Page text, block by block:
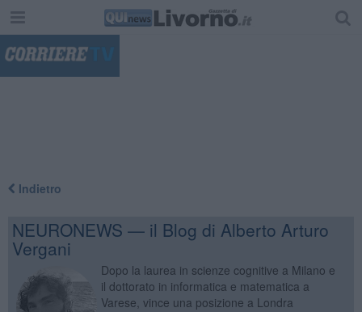
Indietro
NEURONEWS — il Blog di Alberto Arturo
Vergani
Dopo la laurea in scienze cognitive a Milano e
il dottorato in informatica e matematica a
Varese, vince una posizione a Londra